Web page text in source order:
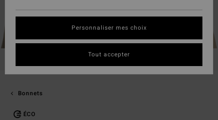
Bonnets
ÉCO
Personnaliser mes choix
Tout accepter